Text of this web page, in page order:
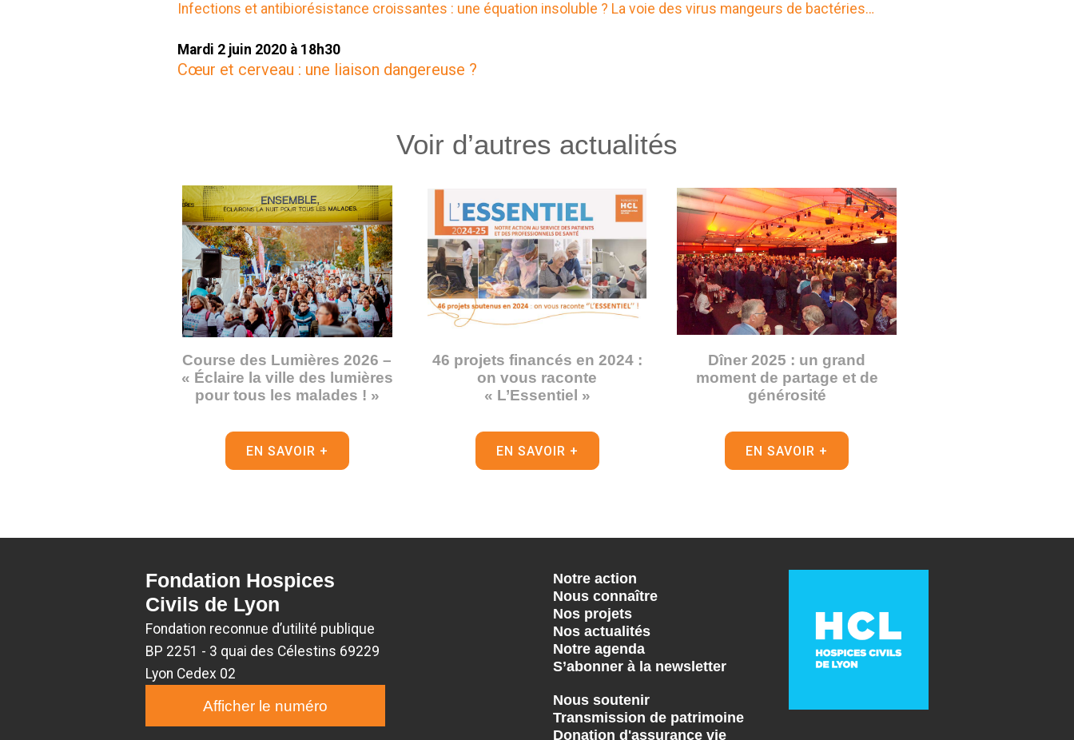
Infections et antibiorésistance croissantes : une équation insoluble ? La voie des virus mangeurs de bactéries…
Mardi 2 juin 2020 à 1 8h30
Cœur et cerveau : une liaison dangereuse ?
Voir d’autres actualités
Course des Lumières 2026 –
« Éclaire la ville des lumières
pour tous les malades ! »
EN SAVOIR +
46 projets financés en 2024 :
on vous raconte
« L’Essentiel »
EN SAVOIR +
Dîner 2025 : un grand
moment de partage et de
générosité
EN SAVOIR +
Fondation Hospices
Civils de Lyon
Fondation reconnue d’utilité publique
BP 2251 - 3 quai des Célestins 69229
Lyon Cedex 02
Afficher le numéro
Notre action
Nous connaître
Nos projets
Nos actualités
Notre agenda
S’abonner à la newsletter
Nous soutenir
Transmission de patrimoine
Donation d'assurance vie